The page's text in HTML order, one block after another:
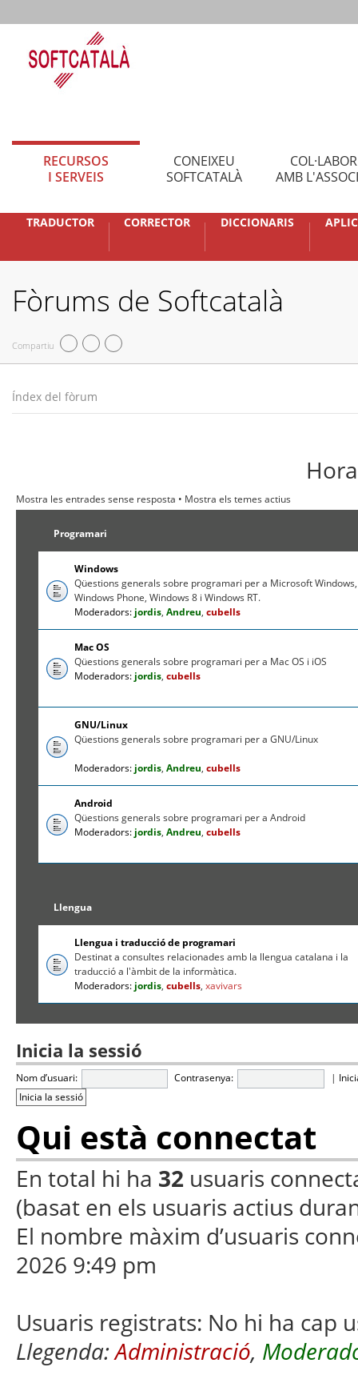
RECURSOS
I SERVEIS
CONEIXEU
SOFTCATALÀ
AMB
TRADUCTOR CORRECTOR DICCIONARIS
Fòrums de Softcatalà
Compartiu
Índex del fòrum
Mostra les entrades sense resposta • Mostra els temes actius
Programari
Windows
Qüestions generals sobre programari per a Microsoft Windows,
Windows Phone, Windows 8 i Windows RT.
Moderadors: jordis,Andreu,cubells
Mac OS
Qüestions generals sobre programari per a Mac OS i iOS
Moderadors: jordis,cubells
GNU/Linux
Qüestions generals sobre programari per a GNU/Linux
Moderadors: jordis,Andreu,cubells
Android
Qüestions generals sobre programari per a Android
Moderadors: jordis,Andreu,cubells
Llengua
Llengua i traducció de programari
Destinat a consultes relacionades amb la llengua catalana i la
traducció a l'àmbit de la informàtica.
Moderadors: jordis,cubells,xavivars
Inicia la sessió
Nom d’usuari: Contrasenya: |
Qui està connectat
En total hi ha 32 usuaris
(basat en els usuaris actius
El nombre màxim d’usuaris
2026 9:49 pm
Usuaris registrats: No hi ha cap
Llegenda:Administració,